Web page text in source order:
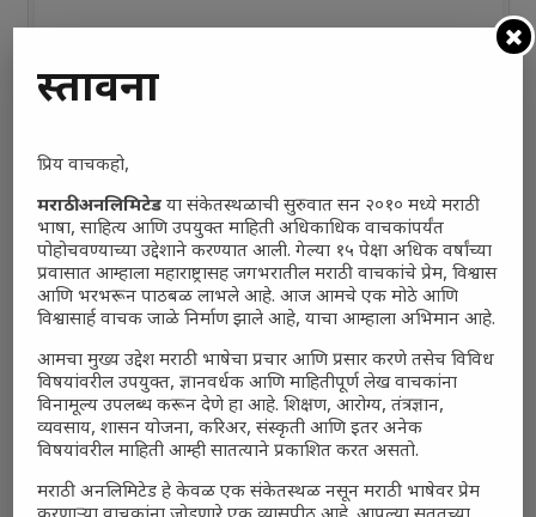
प्रस्तावना
प्रिय वाचकहो,
मराठी अनलिमिटेड या संकेतस्थळाची सुरुवात सन २०१० मध्ये मराठी
भाषा, साहित्य आणि उपयुक्त माहिती अधिकाधिक वाचकांपर्यंत
पोहोचवण्याच्या उद्देशाने करण्यात आली. गेल्या १५ पेक्षा अधिक वर्षांच्या
प्रवासात आम्हाला महाराष्ट्रासह जगभरातील मराठी वाचकांचे प्रेम, विश्वास
आणि भरभरून पाठबळ लाभले आहे. आज आमचे एक मोठे आणि
विश्वासार्ह वाचक जाळे निर्माण झाले आहे, याचा आम्हाला अभिमान आहे.
आमचा मुख्य उद्देश मराठी भाषेचा प्रचार आणि प्रसार करणे तसेच विविध
विषयांवरील उपयुक्त, ज्ञानवर्धक आणि माहितीपूर्ण लेख वाचकांना
विनामूल्य उपलब्ध करून देणे हा आहे. शिक्षण, आरोग्य, तंत्रज्ञान,
व्यवसाय, शासन योजना, करिअर, संस्कृती आणि इतर अनेक
विषयांवरील माहिती आम्ही सातत्याने प्रकाशित करत असतो.
मराठी अनलिमिटेड हे केवळ एक संकेतस्थळ नसून मराठी भाषेवर प्रेम